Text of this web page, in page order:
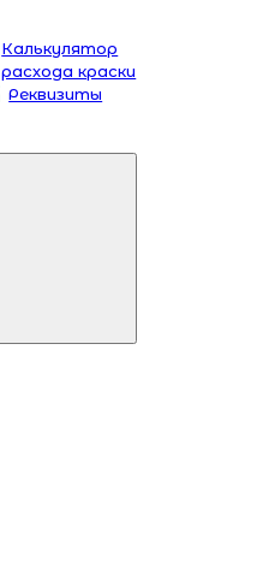
Калькулятор
расхода краски
Реквизиты